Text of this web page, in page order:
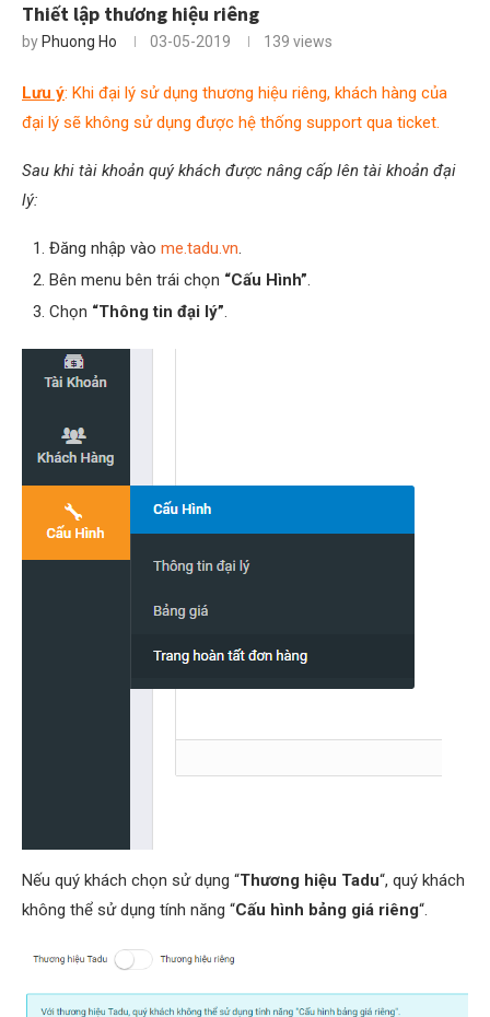
Thiết lập thương hiệu riêng
by Phuong Ho 03-05-2019 139 views
Lưu ý: Khi đại lý sử dụng thương hiệu riêng, khách hàng của
đại lý sẽ không sử dụng được hệ thống support qua ticket.
Sau khi tài khoản quý khách được nâng cấp lên tài khoản đại
lý:
Đăng nhập vào me.tadu.vn.
Bên menu bên trái chọn “Cấu Hình”.
Chọn “Thông tin đại lý”.
Nếu quý khách chọn sử dụng “Thương hiệu Tadu“, quý khách
không thể sử dụng tính năng “Cấu hình bảng giá riêng“.